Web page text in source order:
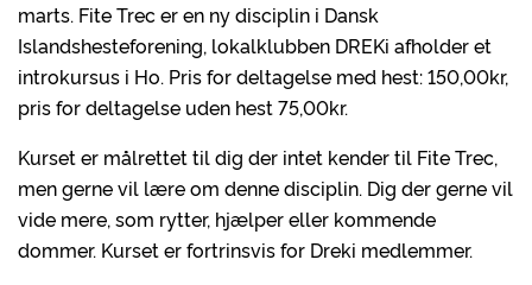
marts. Fite Trec er en ny disciplin i Dansk
Islandshesteforening, lokalklubben DREKi afholder et
introkursus i Ho. Pris for deltagelse med hest: 150,00kr,
pris for deltagelse uden hest 75,00kr.
Kurset er målrettet til dig der intet kender til Fite Trec,
men gerne vil lære om denne disciplin. Dig der gerne vil
vide mere, som rytter, hjælper eller kommende
dommer. Kurset er fortrinsvis for Dreki medlemmer.